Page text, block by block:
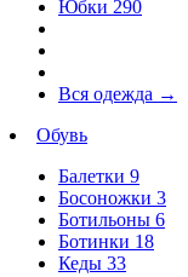
Юбки 290
Вся одежда →
Обувь
Балетки 9
Босоножки 3
Ботильоны 6
Ботинки 18
Кеды 33